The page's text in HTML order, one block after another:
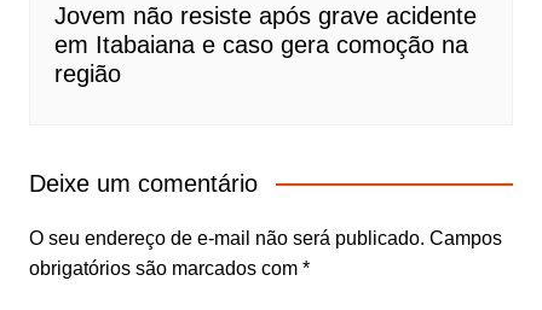
Jovem não resiste após grave acidente
em Itabaiana e caso gera comoção na
região
Deixe um comentário
O seu endereço de e-mail não será publicado. Campos
obrigatórios são marcados com *